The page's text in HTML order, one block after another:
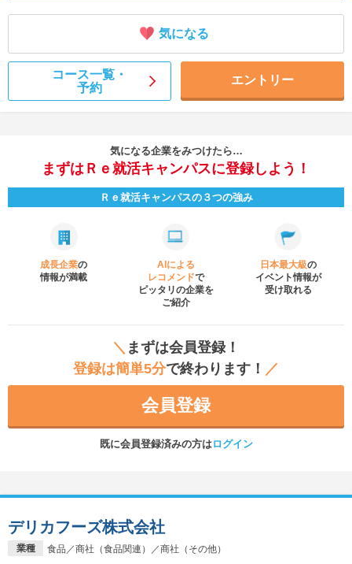
気になる
コース一覧・
予約
エントリー
気になる企業をみつけたら…
まずはＲｅ就活キャンパスに登録しよう！
Ｒｅ就活キャンパスの３つの強み
成長企業の
情報が満載
AIによる
レコメンドで
ピッタリの企業を
ご紹介
日本最大級の
イベント情報が
受け取れる
＼ まずは会員登録！
登録は簡単5分で終わります！ ／
会員登録
既に会員登録済みの方はログイン
業種 食品／商社（食品関連）／商社（その他）
デリカフーズ株式会社